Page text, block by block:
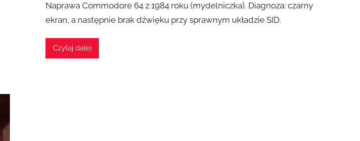
Naprawa Commodore 64 z 1984 roku (mydelniczka). Diagnoza: czarny
ekran, a następnie brak dźwięku przy sprawnym układzie SID.
Czytaj dalej